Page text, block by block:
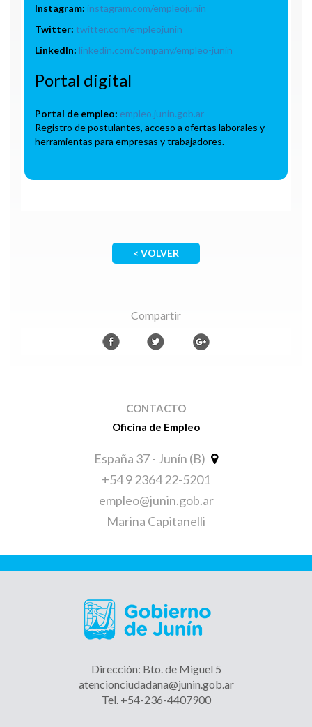
Instagram: instagram.com/empleojunin
Twitter: twitter.com/empleojunin
LinkedIn: linkedin.com/company/empleo-junin
Portal digital
Portal de empleo: empleo.junin.gob.ar
Registro de postulantes, acceso a ofertas laborales y
herramientas para empresas y trabajadores.
< VOLVER
Compartir
CONTACTO
Oficina de Empleo
España 37 - Junín (B)
+54 9 2364 22-5201
empleo@junin.gob.ar
Marina Capitanelli
Dirección: Bto. de Miguel 5
atencionciudadana@junin.gob.ar
Tel. +54-236-4407900